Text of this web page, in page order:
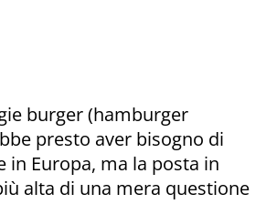
burger (hamburger
presto aver bisogno di
in Europa, ma la posta in
alta di una mera questione